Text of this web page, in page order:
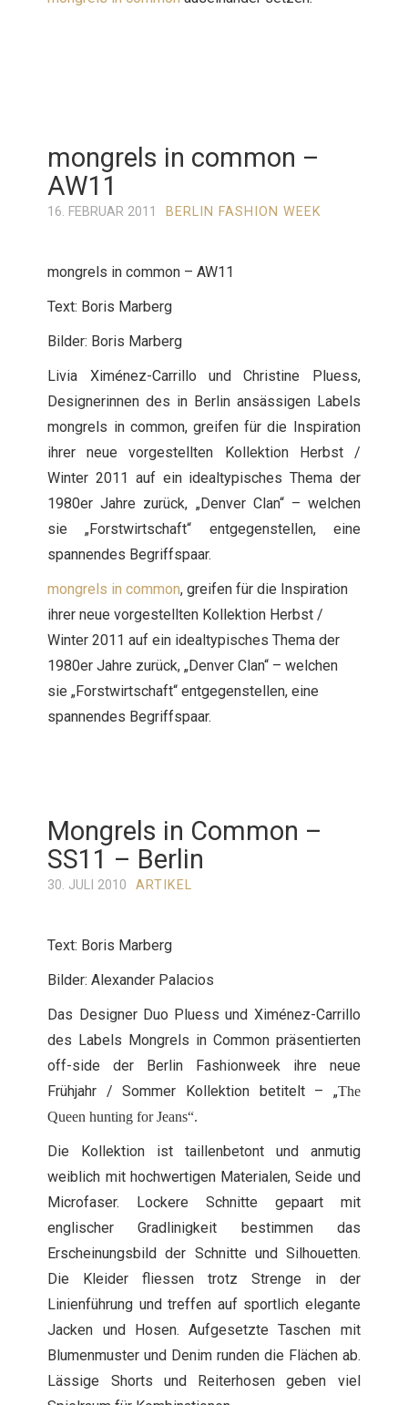
mongrels in common –
AW11
16. FEBRUAR 2011 BERLIN FASHION WEEK
mongrels in common – AW11
Text: Boris Marberg
Bilder: Boris Marberg
Livia Ximénez-Carrillo und Christine Pluess,
Designerinnen des in Berlin ansässigen Labels
mongrels in common, greifen für die Inspiration
ihrer neue vorgestellten Kollektion Herbst /
Winter 2011 auf ein idealtypisches Thema der
1980er Jahre zurück, „Denver Clan“ – welchen
sie „Forstwirtschaft“ entgegenstellen, eine
spannendes Begriffspaar.
mongrels in common, greifen für die Inspiration
ihrer neue vorgestellten Kollektion Herbst /
Winter 2011 auf ein idealtypisches Thema der
1980er Jahre zurück, „Denver Clan“ – welchen
sie „Forstwirtschaft“ entgegenstellen, eine
spannendes Begriffspaar.
Mongrels in Common –
SS11 – Berlin
30. JULI 2010 ARTIKEL
Text: Boris Marberg
Bilder: Alexander Palacios
Das Designer Duo Pluess und Ximénez-Carrillo
des Labels Mongrels in Common präsentierten
off-side der Berlin Fashionweek ihre neue
Frühjahr / Sommer Kollektion betitelt – „The
Queen hunting for Jeans“.
Die Kollektion ist taillenbetont und anmutig
weiblich mit hochwertigen Materialen, Seide und
Microfaser. Lockere Schnitte gepaart mit
englischer Gradlinigkeit bestimmen das
Erscheinungsbild der Schnitte und Silhouetten.
Die Kleider fliessen trotz Strenge in der
Linienführung und treffen auf sportlich elegante
Jacken und Hosen. Aufgesetzte Taschen mit
Blumenmuster und Denim runden die Flächen ab.
Lässige Shorts und Reiterhosen geben viel